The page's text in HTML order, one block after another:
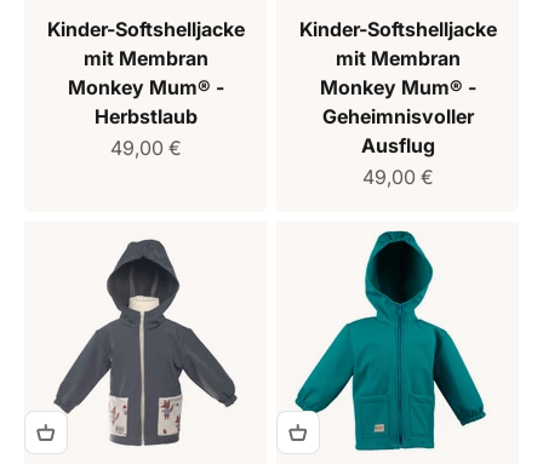
Kinder-Softshelljacke
mit Membran
Monkey Mum® -
Herbstlaub
Verkaufspreis
49,00 €
Kinder-Softshelljacke
mit Membran
Monkey Mum® -
Geheimnisvoller
Ausflug
Verkaufspreis
49,00 €